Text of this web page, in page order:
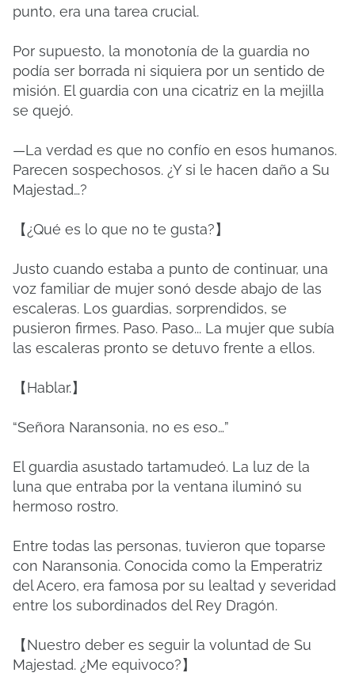
punto, era una tarea crucial.
Por supuesto, la monotonía de la guardia no
podía ser borrada ni siquiera por un sentido de
misión. El guardia con una cicatriz en la mejilla
se quejó.
—La verdad es que no confío en esos humanos.
Parecen sospechosos. ¿Y si le hacen daño a Su
Majestad…?
【¿Qué es lo que no te gusta?】
Justo cuando estaba a punto de continuar, una
voz familiar de mujer sonó desde abajo de las
escaleras. Los guardias, sorprendidos, se
pusieron firmes. Paso. Paso... La mujer que subía
las escaleras pronto se detuvo frente a ellos.
【Hablar.】
“Señora Naransonia, no es eso…”
El guardia asustado tartamudeó. La luz de la
luna que entraba por la ventana iluminó su
hermoso rostro.
Entre todas las personas, tuvieron que toparse
con Naransonia. Conocida como la Emperatriz
del Acero, era famosa por su lealtad y severidad
entre los subordinados del Rey Dragón.
【Nuestro deber es seguir la voluntad de Su
Majestad. ¿Me equivoco?】